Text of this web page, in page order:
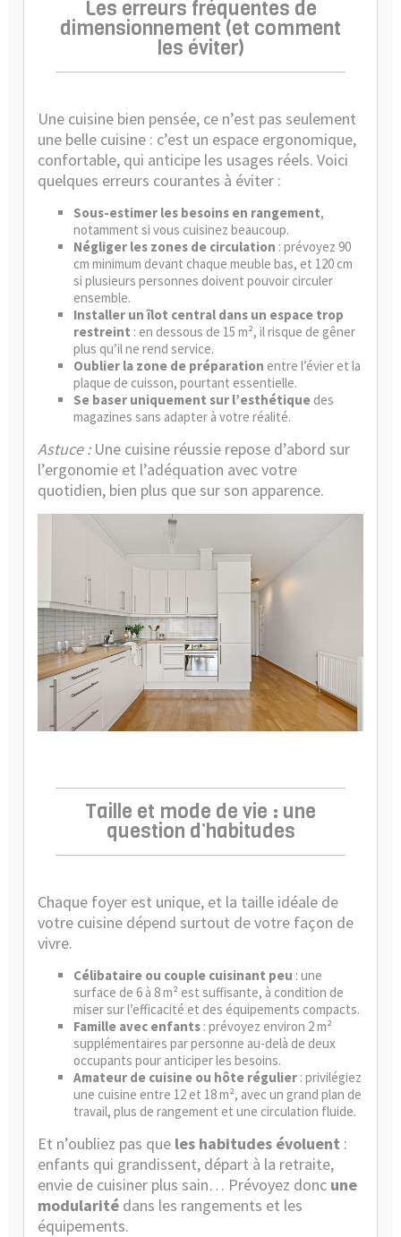
Les erreurs fréquentes de
dimensionnement (et comment
les éviter)
Une cuisine bien pensée, ce n’est pas seulement
une belle cuisine : c’est un espace ergonomique,
confortable, qui anticipe les usages réels. Voici
quelques erreurs courantes à éviter :
Sous-estimer les besoins en rangement,
notamment si vous cuisinez beaucoup.
Négliger les zones de circulation : prévoyez 90
cm minimum devant chaque meuble bas, et 120 cm
si plusieurs personnes doivent pouvoir circuler
ensemble.
Installer un îlot central dans un espace trop
restreint : en dessous de 15 m², il risque de gêner
plus qu’il ne rend service.
Oublier la zone de préparation entre l’évier et la
plaque de cuisson, pourtant essentielle.
Se baser uniquement sur l’esthétique des
magazines sans adapter à votre réalité.
Astuce :Une cuisine réussie repose d’abord sur
l’ergonomie et l’adéquation avec votre
quotidien, bien plus que sur son apparence.
Taille et mode de vie : une
question d’habitudes
Chaque foyer est unique, et la taille idéale de
votre cuisine dépend surtout de votre façon de
vivre.
Célibataire ou couple cuisinant peu : une
surface de 6 à 8 m² est suffisante, à condition de
miser sur l’efficacité et des équipements compacts.
Famille avec enfants : prévoyez environ 2 m²
supplémentaires par personne au-delà de deux
occupants pour anticiper les besoins.
Amateur de cuisine ou hôte régulier : privilégiez
une cuisine entre 12 et 18 m², avec un grand plan de
travail, plus de rangement et une circulation fluide.
Et n’oubliez pas que les habitudes évoluent :
enfants qui grandissent, départ à la retraite,
envie de cuisiner plus sain… Prévoyez donc une
modularité dans les rangements et les
équipements.